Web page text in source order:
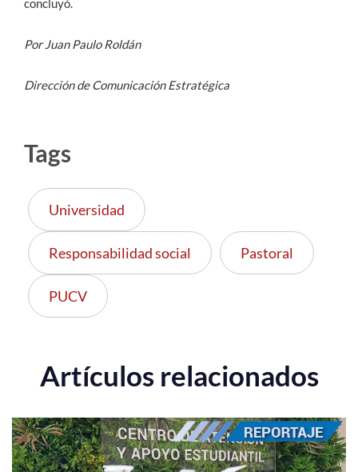
Por Juan Paulo Roldán
Dirección de Comunicación Estratégica
Tags
Universidad
Responsabilidad social Pastoral
PUCV
Artículos relacionados